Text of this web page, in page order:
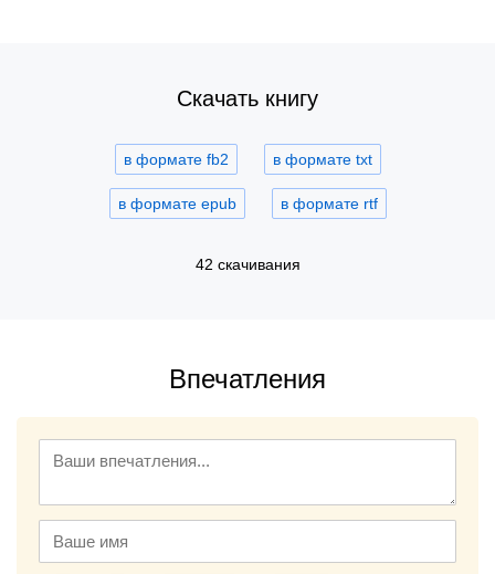
Скачать книгу
в формате fb2 в формате txt
в формате epub в формате rtf
42 скачивания
Впечатления